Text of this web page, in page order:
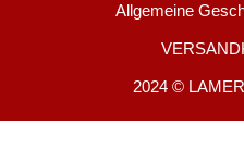
Allgemeine
2024 ©